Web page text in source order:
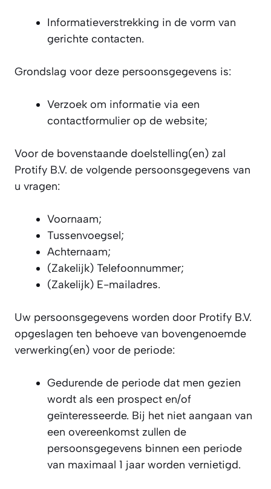
Informatieverstrekking in de vorm van
gerichte contacten.
Grondslag voor deze persoonsgegevens is:
Verzoek om informatie via een
contactformulier op de website;
Voor de bovenstaande doelstelling(en) zal
Protify B.V. de volgende persoonsgegevens van
u vragen:
Voornaam;
Tussenvoegsel;
Achternaam;
(Zakelijk) Telefoonnummer;
(Zakelijk) E-mailadres.
Uw persoonsgegevens worden door Protify B.V.
opgeslagen ten behoeve van bovengenoemde
verwerking(en) voor de periode:
Gedurende de periode dat men gezien
wordt als een prospect en/of
geïnteresseerde. Bij het niet aangaan van
een overeenkomst zullen de
persoonsgegevens binnen een periode
van maximaal 1 jaar worden vernietigd.